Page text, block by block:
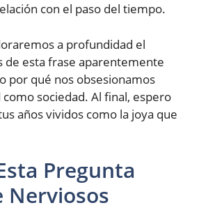
con el paso del tiempo.
a profundidad el
de esta frase aparentemente
por qué nos obsesionamos
sociedad. Al final, espero
años vividos como la joya que
Pregunta
Nerviosos